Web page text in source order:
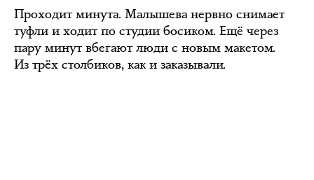
Проходит минута. Малышева нервно снимает
туфли и ходит по студии босиком. Ещё через
пару минут вбегают люди с новым макетом.
Из трёх столбиков, как и заказывали.